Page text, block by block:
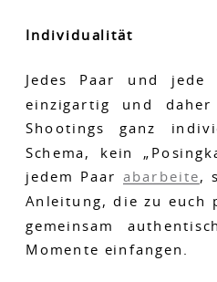
Individualität
Jedes Paar und jede
einzigartig und
Shootings ganz
Schema, kein
jedem Paar abarbeite,
Anleitung, die zu euch
gemeinsam
Momente einfangen.